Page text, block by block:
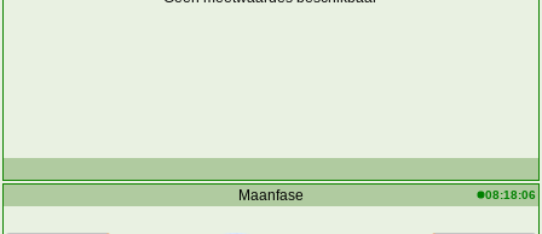
Maanfase 08:18:06